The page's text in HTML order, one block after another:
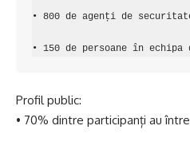
• 800 de agenți de
• 150 de persoane în echipa
Profil public:
• 70% dintre participanți au